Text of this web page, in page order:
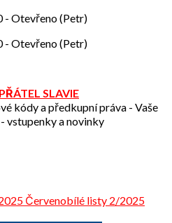
- Otevřeno (Petr)
- Otevřeno (Petr)
SLAVIE
kódy a předkupní práva - Vaše
vstupenky a novinky
Červenobílé listy 2/2025